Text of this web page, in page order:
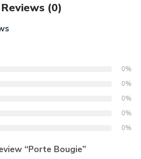
Reviews (0)
0%
0%
0%
0%
0%
“Porte Bougie”